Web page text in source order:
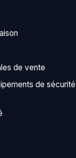
de vente
de